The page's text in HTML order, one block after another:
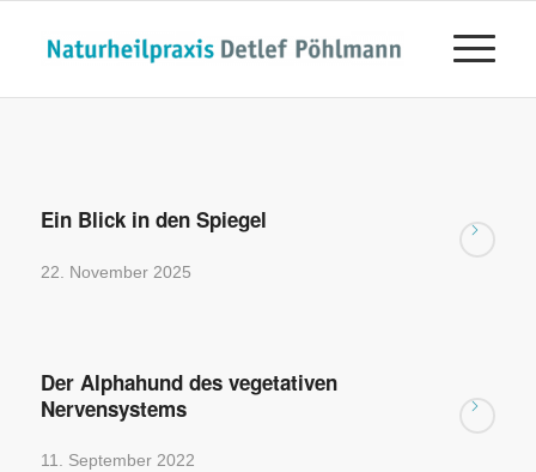
Ein Blick in den Spiegel
22. November 2025
Der Alphahund des vegetativen
Nervensystems
11. September 2022